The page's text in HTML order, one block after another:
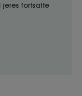
fortsatte